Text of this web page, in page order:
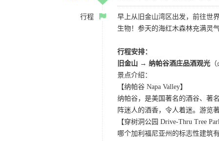
行程
早上从旧金山湾区出发，前往世
生物！参天的海红木森林充满灵
行程安排：
旧金山 → 纳帕谷酒庄品酒观光
景点介绍：
【纳帕谷 Napa Valley】
纳帕谷，是美国著名的酒谷、著
阵迷人的酒香，令人着迷。游览
【穿树洞公园 Drive-Thru Tree
哪个加利福尼亚州的标志性建筑